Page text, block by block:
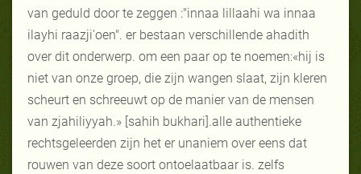
van geduld door te zeggen :"innaa lillaahi wa innaa
ilayhi raazji'oen". er bestaan verschillende ahadith
over dit onderwerp. om een paar op te noemen:«hij is
niet van onze groep, die zijn wangen slaat, zijn kleren
scheurt en schreeuwt op de manier van de mensen
van zjahiliyyah.» [sahih bukhari].alle authentieke
rechtsgeleerden zijn het er unaniem over eens dat
rouwen van deze soort ontoelaatbaar is. zelfs